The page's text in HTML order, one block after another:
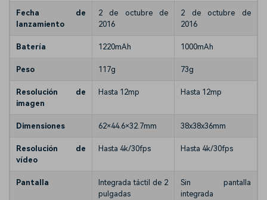
Fecha de
lanzamiento
2 de octubre de
2016
2 de octubre de
2016
Batería 1220mAh 1000mAh
Peso 117g 73g
Resolución de
imagen
Hasta 12mp Hasta 12mp
Dimensiones 62×44.6×32.7mm 38x38x36mm
Resolución de
vídeo
Hasta 4k/30fps Hasta 4k/30fps
Pantalla
Integrada táctil de 2
pulgadas
Sin pantalla
integrada